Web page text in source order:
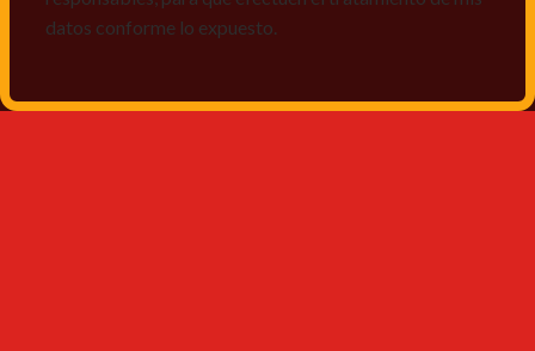
datos conforme lo expuesto.